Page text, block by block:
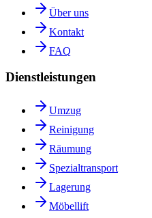
Über uns
Kontakt
FAQ
Dienstleistungen
Umzug
Reinigung
Räumung
Spezialtransport
Lagerung
Möbellift